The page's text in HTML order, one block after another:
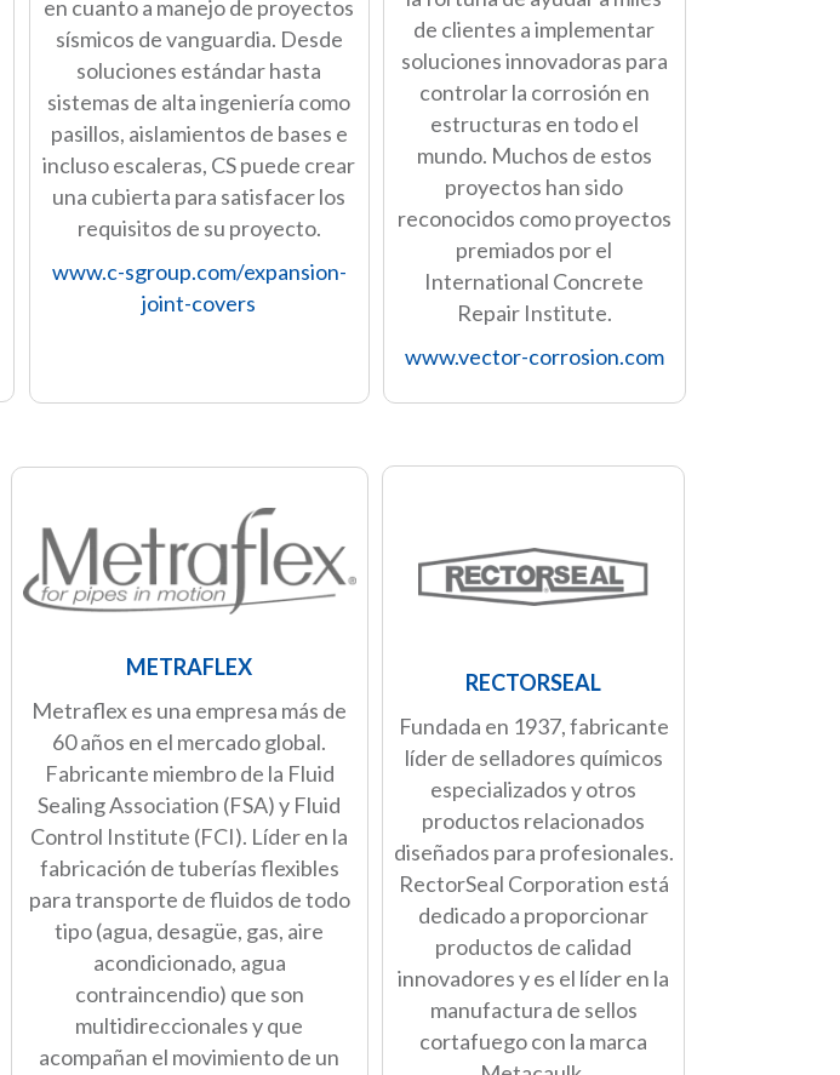
en cuanto a manejo de proyectos
sísmicos de vanguardia. Desde
soluciones estándar hasta
sistemas de alta ingeniería como
pasillos, aislamientos de bases e
incluso escaleras, CS puede crear
una cubierta para satisfacer los
requisitos de su proyecto.
www.c-sgroup.com/expansion-
joint-covers
de clientes a implementar
soluciones innovadoras para
controlar la corrosión en
estructuras en todo el
mundo. Muchos de estos
proyectos han sido
reconocidos como proyectos
premiados por el
International Concrete
Repair Institute.
www.vector-corrosion.com
METRAFLEX
Metraflex es una empresa más de
60 años en el mercado global.
Fabricante miembro de la Fluid
Sealing Association (FSA) y Fluid
Control Institute (FCI). Líder en la
fabricación de tuberías flexibles
para transporte de fluidos de todo
tipo (agua, desagüe, gas, aire
acondicionado, agua
contraincendio) que son
multidireccionales y que
acompañan el movimiento de un
RECTORSEAL
Fundada en 1937, fabricante
líder de selladores químicos
especializados y otros
productos relacionados
diseñados para profesionales.
RectorSeal Corporation está
dedicado a proporcionar
productos de calidad
innovadores y es el líder en la
manufactura de sellos
cortafuego con la marca